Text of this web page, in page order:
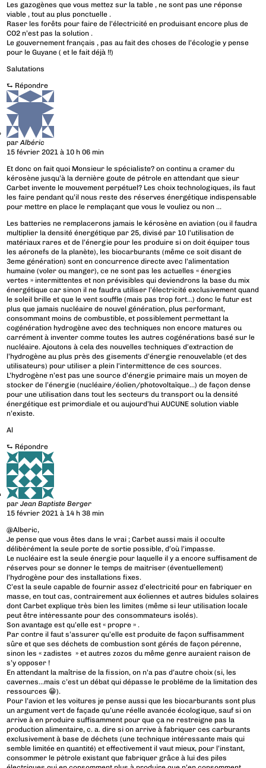
Les gazogènes que vous mettez sur la table , ne sont pas une réponse
viable , tout au plus ponctuelle .
Raser les forêts pour faire de l’électricité en produisant encore plus de
CO2 n’est pas la solution .
Le gouvernement français , pas au fait des choses de l’écologie y pense
pour le Guyane ( et le fait déjà !!)
Salutations
⮑ Répondre
parAlbéric
15 février 2021 à 10 h 06 min
Et donc on fait quoi Monsieur le spécialiste? on continu a cramer du
kérosène jusqu’à la dernière goute de pétrole en attendant que sieur
Carbet invente le mouvement perpétuel? Les choix technologiques, ils faut
les faire pendant qu’il nous reste des réserves énergétique indispensable
pour mettre en place le remplaçant que vous le vouliez ou non …
Les batteries ne remplacerons jamais le kérosène en aviation (ou il faudra
multiplier la densité énergétique par 25, divisé par 10 l’utilisation de
matériaux rares et de l’énergie pour les produire si on doit équiper tous
les aéronefs de la planète), les biocarburants (même ce soit disant de
3eme génération) sont en concurrence directe avec l’alimentation
humaine (voler ou manger), ce ne sont pas les actuelles « énergies
vertes » intermittentes et non prévisibles qui deviendrons la base du mix
énergétique car sinon il ne faudra utiliser l’électricité exclusivement quand
le soleil brille et que le vent souffle (mais pas trop fort…) donc le futur est
plus que jamais nucléaire de nouvel génération, plus performant,
consommant moins de combustible, et possiblement permettant la
cogénération hydrogène avec des techniques non encore matures ou
carrément à inventer comme toutes les autres cogénérations basé sur le
nucléaire. Ajoutons à cela des nouvelles techniques d’extraction de
l’hydrogène au plus près des gisements d’énergie renouvelable (et des
utilisateurs) pour utiliser a plein l’intermittence de ces sources.
L’hydrogène n’est pas une source d’énergie primaire mais un moyen de
stocker de l’énergie (nucléaire/éolien/photovoltaïque…) de façon dense
pour une utilisation dans tout les secteurs du transport ou la densité
énergétique est primordiale et ou aujourd’hui AUCUNE solution viable
n’existe.
Al
⮑ Répondre
parJean Baptiste Berger
15 février 2021 à 14 h 38 min
@Alberic,
Je pense que vous êtes dans le vrai ; Carbet aussi mais il occulte
délibėrément la seule porte de sortie possible, d’où l’impasse.
Le nucléaire est la seule énergie pour laquelle il y a encore suffisament de
réserves pour se donner le temps de maitriser (éventuellement)
l’hydrogène pour des installations fixes.
C’est la seule capable de fournir assez d’electricité pour en fabriquer en
masse, en tout cas, contrairement aux éoliennes et autres bidules solaires
dont Carbet explique très bien les limites (même si leur utilisation locale
peut être intėressante pour des consommateurs isolés).
Son avantage est qu’elle est « propre » .
Par contre il faut s’assurer qu’elle est produite de façon suffisamment
sûre et que ses déchets de combustion sont gérés de façon pérenne,
sinon les « zadistes » et autres zozos du même genre auraient raison de
s’y opposer !
En attendant la maîtrise de la fission, on n’a pas d’autre choix (si, les
cavernes…mais c’est un débat qui dépasse le problēme de la limitation des
ressources 😁).
Pour l’avion et les voitures je pense aussi que les biocarburants sont plus
un argument vert de façade qu’une réelle avancée écologique, sauf si on
arrive à en produire suffisamment pour que ça ne restreigne pas la
production alimentaire, c. a. dire si on arrive à fabriquer ces carburants
exclusivement à base de déchets (une technique intéressante mais qui
semble limitée en quantité) et effectivement il vaut mieux, pour l’instant,
consommer le pėtrole existant que fabriquer grâce à lui des piles